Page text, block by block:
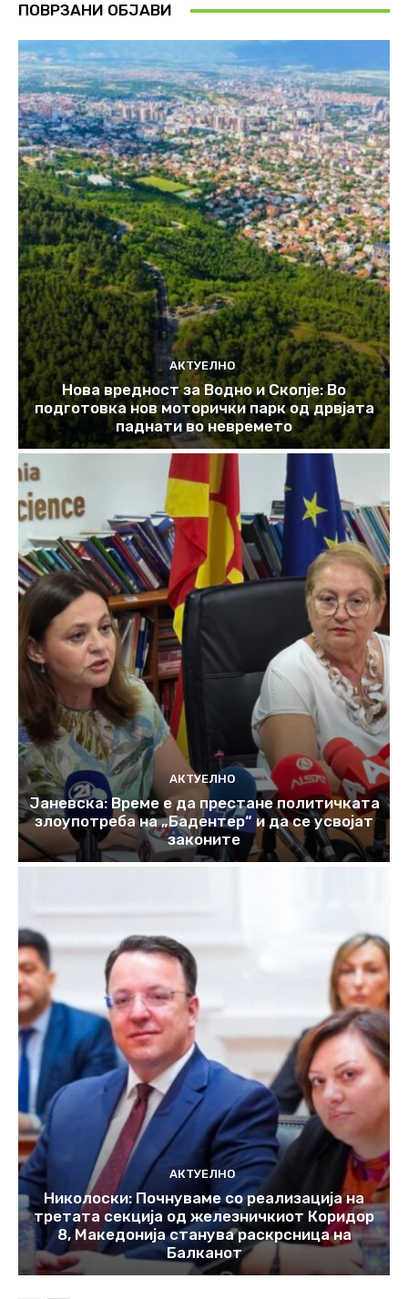
ПОВРЗАНИ ОБЈАВИ
АКТУЕЛНО
Нова вредност за Водно и Скопје: Во
подготовка нов моторички парк од дрвјата
паднати во невремето
АКТУЕЛНО
Јаневска: Време е да престане политичката
злоупотреба на „Бадентер“ и да се усвојат
законите
АКТУЕЛНО
Николоски: Почнуваме со реализација на
третата секција од железничкиот Коридор
8, Македонија станува раскрсница на
Балканот